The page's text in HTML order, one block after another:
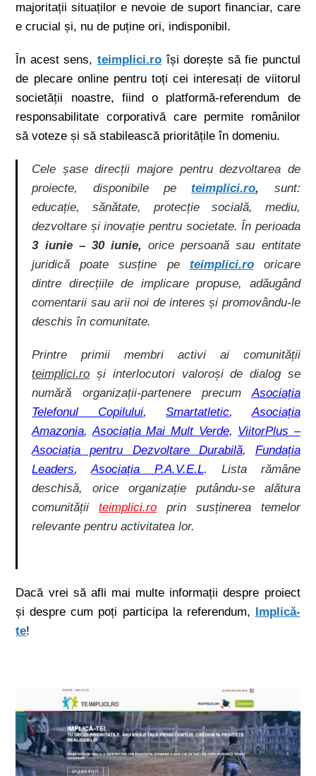
majoritații situaților e nevoie de suport financiar, care
e crucial și, nu de puține ori, indisponibil.
În acest sens, teimplici.roîși dorește să fie punctul
de plecare online pentru toți cei interesați de viitorul
societății noastre, fiind o platformă-referendum de
responsabilitate corporativă care permite românilor
să voteze și să stabilească prioritățile în domeniu.
Cele șase direcții majore pentru dezvoltarea de
proiecte, disponibile peteimplici.ro, sunt:
educație, sănătate, protecție socială, mediu,
dezvoltare și inovație pentru societate. În perioada
3 iunie – 30 iunie, orice persoană sau entitate
juridică poate susține pe teimplici.rooricare
dintre direcțiile de implicare propuse, adăugând
comentarii sau arii noi de interes și promovându-le
deschis în comunitate.
Printre primii membri activi ai comunității
teimplici.ro și interlocutori valoroși de dialog se
numără organizații-partenere precumAsociația
Telefonul Copilului,Smartatletic,Asociația
Amazonia,Asociația Mai Mult Verde, ViitorPlus –
Asociația pentru Dezvoltare Durabilă, Fundația
Leaders,Asociația P.A.V.E.L. Lista rămâne
deschisă, orice organizație putându-se alătura
comunitățiiteimplici.ro prin susținerea temelor
relevante pentru activitatea lor.
Dacă vrei să afli mai multe informații despre proiect
și despre cum poți participa la referendum, Implică-
te!